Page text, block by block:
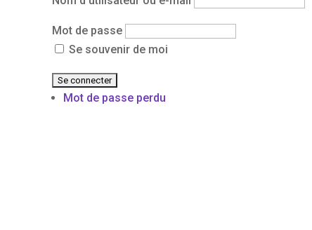
Mot de passe
Se souvenir de moi
Mot de passe perdu